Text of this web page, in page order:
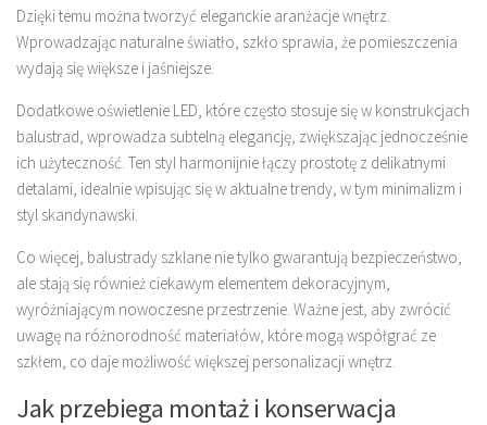
Dzięki temu można tworzyć eleganckie aranżacje wnętrz.
Wprowadzając naturalne światło, szkło sprawia, że pomieszczenia
wydają się większe i jaśniejsze.
Dodatkowe oświetlenie LED, które często stosuje się w konstrukcjach
balustrad, wprowadza subtelną elegancję, zwiększając jednocześnie
ich użyteczność. Ten styl harmonijnie łączy prostotę z delikatnymi
detalami, idealnie wpisując się w aktualne trendy, w tym minimalizm i
styl skandynawski.
Co więcej, balustrady szklane nie tylko gwarantują bezpieczeństwo,
ale stają się również ciekawym elementem dekoracyjnym,
wyróżniającym nowoczesne przestrzenie. Ważne jest, aby zwrócić
uwagę na różnorodność materiałów, które mogą współgrać ze
szkłem, co daje możliwość większej personalizacji wnętrz.
Jak przebiega montaż i konserwacja